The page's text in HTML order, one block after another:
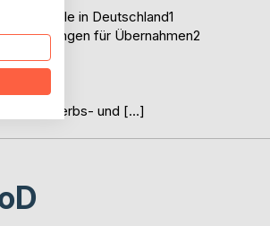
in Deutschland1
Regelungen für Übernahmen2
und […]